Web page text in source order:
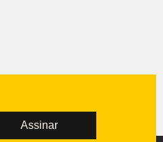
Assinar